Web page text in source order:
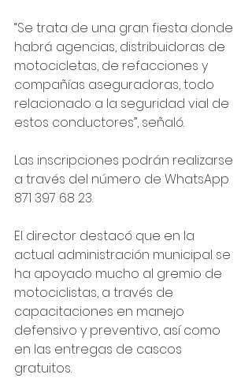
“Se trata de una gran fiesta donde
habrá agencias, distribuidoras de
motocicletas, de refacciones y
compañías aseguradoras, todo
relacionado a la seguridad vial de
estos conductores”, señaló.
Las inscripciones podrán realizarse
a través del número de WhatsApp
871 397 68 23.
El director destacó que en la
actual administración municipal se
ha apoyado mucho al gremio de
motociclistas, a través de
capacitaciones en manejo
defensivo y preventivo, así como
en las entregas de cascos
gratuitos.